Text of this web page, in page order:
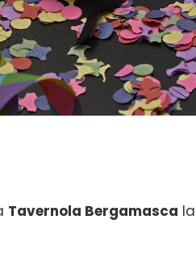
Tavernola Bergamasca la